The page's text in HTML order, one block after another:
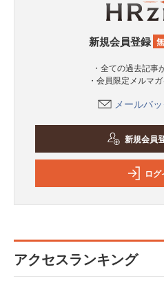
新規会員登録
・全ての過去記事
・会員限定メルマ
メールバ
新規会員
ロ
アクセスランキング